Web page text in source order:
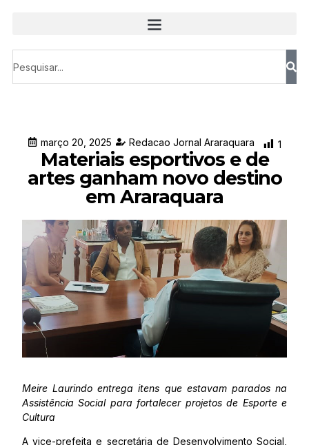
março 20, 2025 Redacao Jornal Araraquara 1
Materiais esportivos e de
artes ganham novo destino
em Araraquara
Meire Laurindo entrega itens que estavam parados na
Assistência Social para fortalecer projetos de Esporte e
Cultura
A vice-prefeita e secretária de Desenvolvimento Social,